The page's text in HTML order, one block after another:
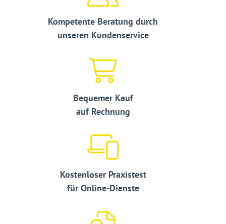
Kompetente Beratung durch
unseren Kundenservice
Bequemer Kauf
auf Rechnung
Kostenloser Praxistest
für Online-Dienste